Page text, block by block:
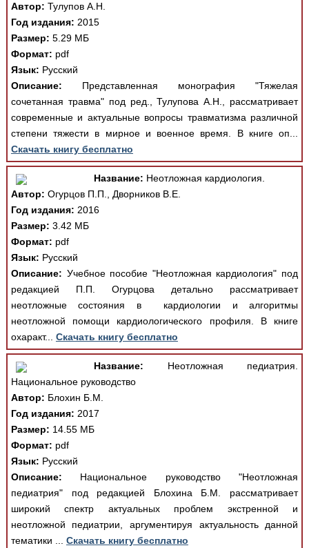
Автор: Тулупов А.Н.
Год издания: 2015
Размер: 5.29 МБ
Формат: pdf
Язык: Русский
Описание: Представленная монография "Тяжелая
сочетанная травма" под ред., Тулупова А.Н., рассматривает
современные и актуальные вопросы травматизма различной
степени тяжести в мирное и военное время. В книге оп...
Скачать книгу бесплатно
Название: Неотложная кардиология.
Автор: Огурцов П.П., Дворников В.Е.
Год издания: 2016
Размер: 3.42 МБ
Формат: pdf
Язык: Русский
Описание: Учебное пособие "Неотложная кардиология" под
редакцией П.П. Огурцова детально рассматривает
неотложные состояния в кардиологии и алгоритмы
неотложной помощи кардиологического профиля. В книге
охаракт... Скачать книгу бесплатно
Название: Неотложная педиатрия.
Национальное руководство
Автор: Блохин Б.М.
Год издания: 2017
Размер: 14.55 МБ
Формат: pdf
Язык: Русский
Описание: Национальное руководство "Неотложная
педиатрия" под редакцией Блохина Б.М. рассматривает
широкий спектр актуальных проблем экстренной и
неотложной педиатрии, аргументируя актуальность данной
тематики ... Скачать книгу бесплатно